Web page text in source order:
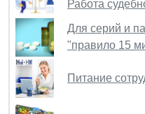
Работа
Для серий и
"правило 15
Питание